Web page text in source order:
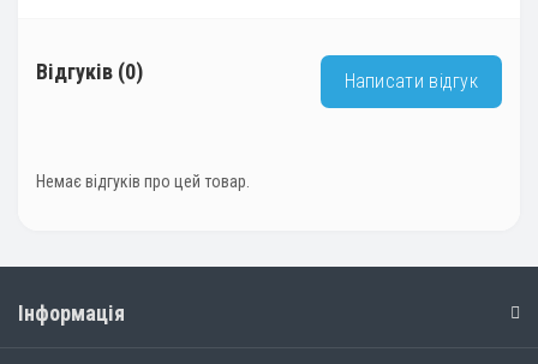
Відгуків (0) Написати відгук
Немає відгуків про цей товар.
Інформація